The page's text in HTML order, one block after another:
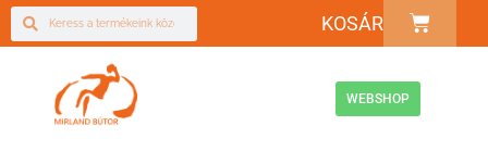
KOSÁR
WEBSHOP